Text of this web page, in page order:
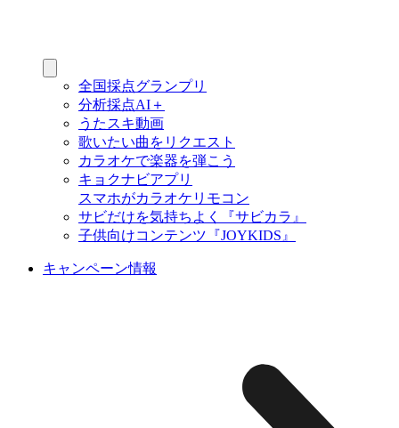
全国採点グランプリ
分析採点AI＋
うたスキ動画
歌いたい曲をリクエスト
カラオケで楽器を弾こう
キョクナビアプリ
スマホがカラオケリモコン
サビだけを気持ちよく『サビカラ』
子供向けコンテンツ『JOYKIDS』
キャンペーン情報